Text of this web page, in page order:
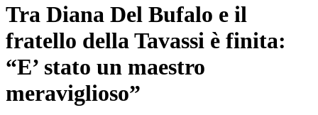
Tra Diana Del Bufalo e il
fratello della Tavassi è finita:
“E’ stato un maestro
meraviglioso”